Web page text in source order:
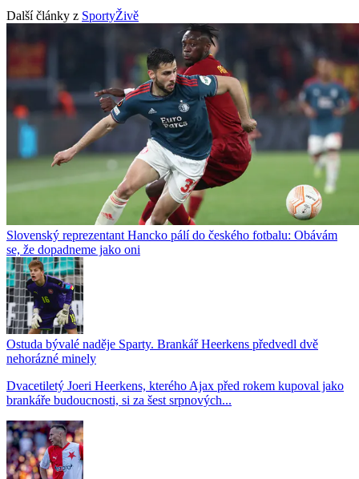
Další články z SportyŽivě
Slovenský reprezentant Hancko pálí do českého fotbalu: Obávám
se, že dopadneme jako oni
Ostuda bývalé naděje Sparty. Brankář Heerkens předvedl dvě
nehorázné minely
Dvacetiletý Joeri Heerkens, kterého Ajax před rokem kupoval jako
brankáře budoucnosti, si za šest srpnových...